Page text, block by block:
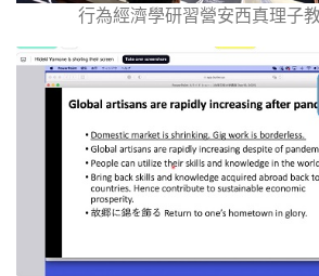
行為經濟學研習營安西真理子